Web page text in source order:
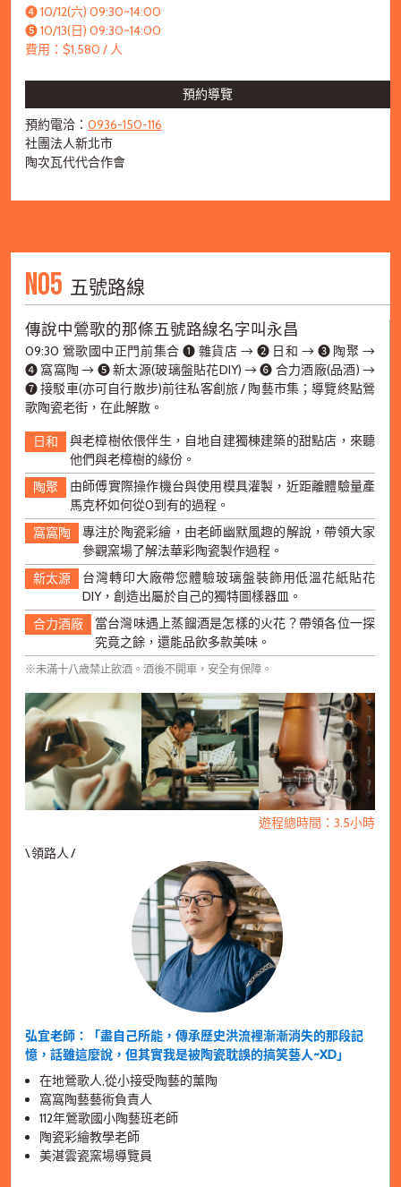
➍ 10/12(六) 09:30~14:00
➎ 10/13(日) 09:30~14:00
費用：$1,580 / 人
預約導覽
預約電洽： 0936-150-116
社團法人新北市
陶次瓦代代合作會
NO5 五號路線
傳說中鶯歌的那條五號路線名字叫永昌
09:30 鶯歌國中正門前集合 ➊ 雜貨店 → ➋ 日和 → ➌ 陶聚 →
➍ 窩窩陶 → ➎ 新太源(玻璃盤貼花DIY) → ➏ 合力酒廠(品酒) →
➐ 接駁車(亦可自行散步)前往私客創旅 / 陶藝市集；導覽終點鶯
歌陶瓷老街，在此解散。
日和
與老樟樹依偎伴生，自地自建獨棟建築的甜點店，來聽
他們與老樟樹的緣份。
陶聚
由師傅實際操作機台與使用模具灌製，近距離體驗量產
馬克杯如何從0到有的過程。
窩窩陶
專注於陶瓷彩繪，由老師幽默風趣的解說，帶領大家
參觀窯場了解法華彩陶瓷製作過程。
新太源
台灣轉印大廠帶您體驗玻璃盤裝飾用低溫花紙貼花
DIY，創造出屬於自己的獨特圖樣器皿。
合力酒廠
當台灣味遇上蒸餾酒是怎樣的火花？帶領各位一探
究竟之餘，還能品飲多款美味。
※未滿十八歲禁止飲酒。酒後不開車，安全有保障。
遊程總時間：3.5小時
\ 領路人 /
弘宜老師：「盡自己所能，傳承歷史洪流裡漸漸消失的那段記
憶，話雖這麼說，但其實我是被陶瓷耽誤的搞笑藝人~XD」
在地鶯歌人,從小接受陶藝的薰陶
窩窩陶藝藝術負責人
112年鶯歌國小陶藝班老師
陶瓷彩繪教學老師
美湛雲瓷窯場導覽員